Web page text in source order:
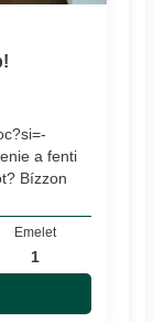
a fenti
Bízzon
Emelet
1